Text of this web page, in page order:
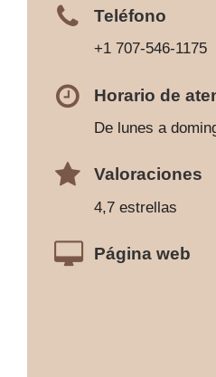
Teléfono
+1 707-546-1175
Horario de
De lunes a
Valoraciones
4,7 estrellas
Página web